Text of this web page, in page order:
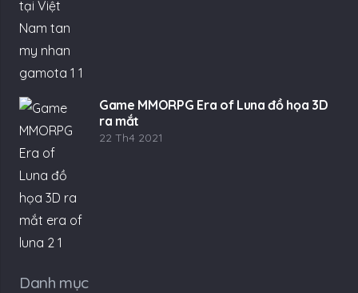
Game MMORPG Era of Luna đồ họa 3D
ra mắt
22 Th4 2021
Danh mục